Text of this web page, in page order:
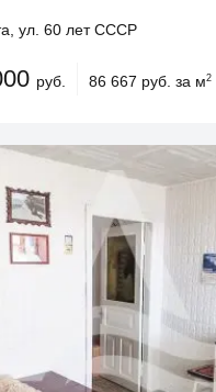
ул. 60 лет СССР
руб. 86 667 руб. за м2